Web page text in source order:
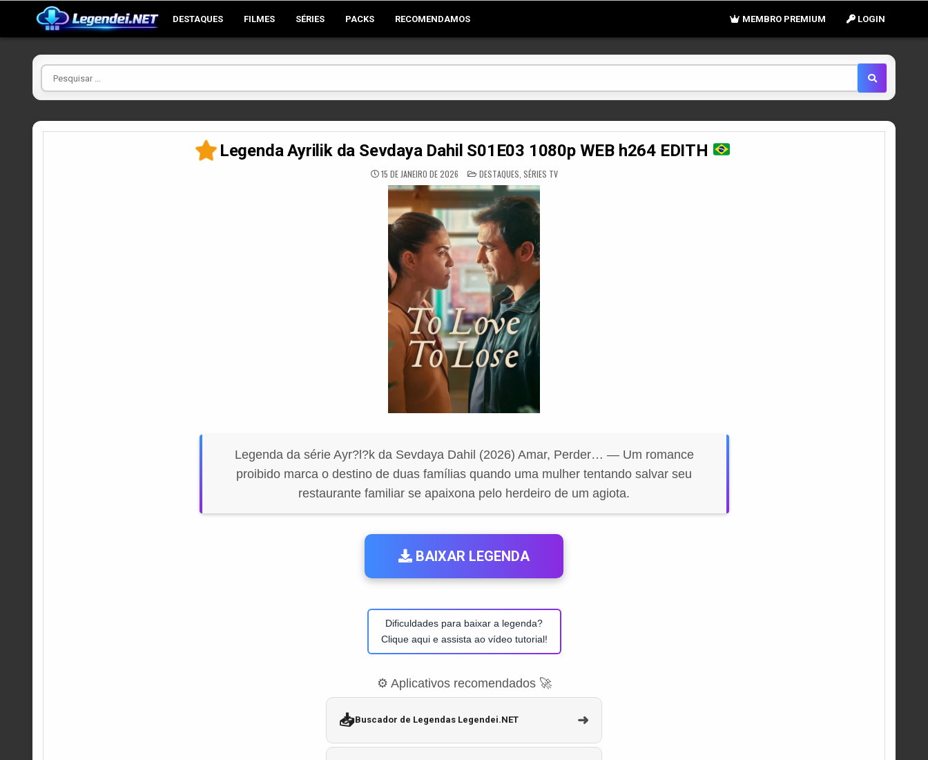
DESTAQUES FILMES SÉRIES PACKS RECOMENDAMOS LOGIN
MEMBRO PREMIUM
Pesquisar
por
Legenda Ayrilik da Sevdaya Dahil S01E03 1080p WEB h264 EDITH
15 DE JANEIRO DE 2026 POSTED
IN
DESTAQUES SÉRIES TV
Legenda da série Ayr?l?k da Sevdaya Dahil (2026) Amar, Perder… — Um romance
proibido marca o destino de duas famílias quando uma mulher tentando salvar seu
restaurante familiar se apaixona pelo herdeiro de um agiota.
BAIXAR LEGENDA
Dificuldades para baixar a legenda?
Clique aqui e assista ao vídeo tutorial!
⚙️ Aplicativos recomendados 🚀
📥Buscador de Legendas Legendei.NET ➜